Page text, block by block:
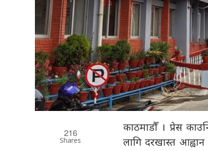
216
Shares
काठमाडौँ । प्रेस
लागि दरखास्त